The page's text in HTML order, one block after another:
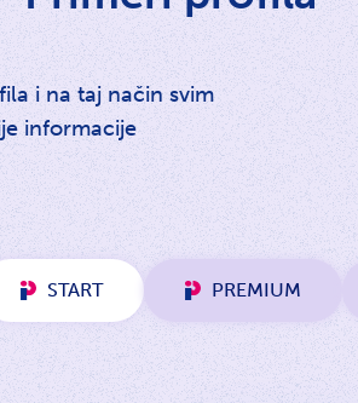
i na taj način svim
informacije
START PREMIUM